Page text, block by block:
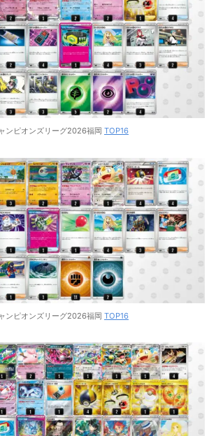
ンピオンズリーグ2026福岡 TOP16
ンピオンズリーグ2026福岡 TOP16